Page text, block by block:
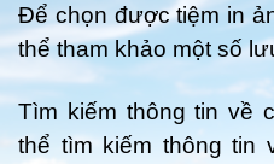
Để chọn được tiệm in
thể tham khảo một số
Tìm kiếm thông tin về
thể tìm kiếm thông tin